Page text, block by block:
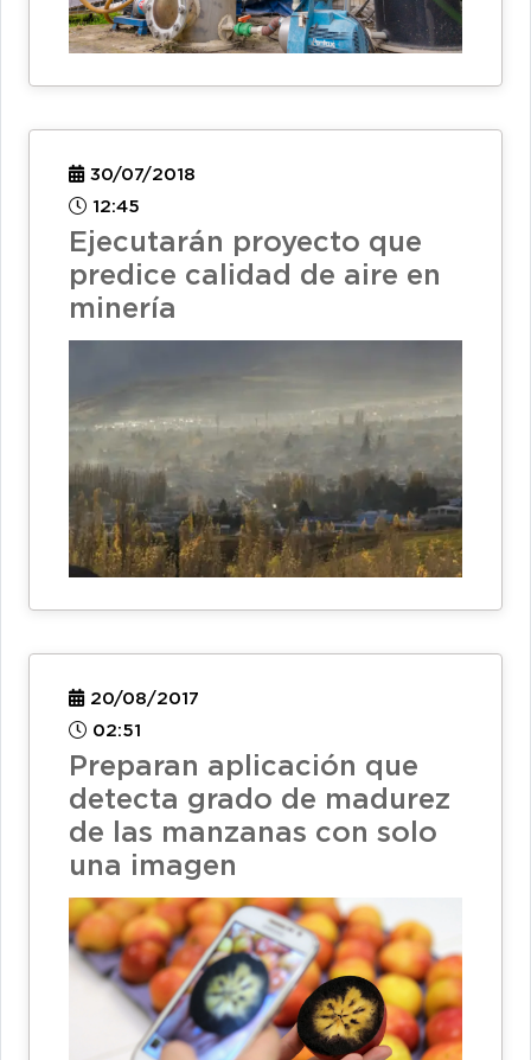
30/07/2018
12:45
Ejecutarán proyecto que
predice calidad de aire en
minería
20/08/2017
02:51
Preparan aplicación que
detecta grado de madurez
de las manzanas con solo
una imagen